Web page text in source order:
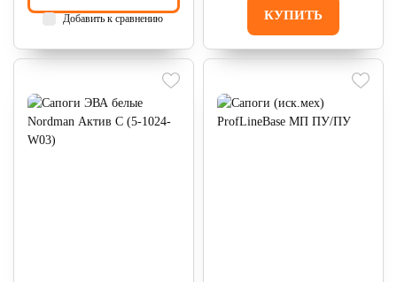
Добавить к сравнению КУПИТЬ